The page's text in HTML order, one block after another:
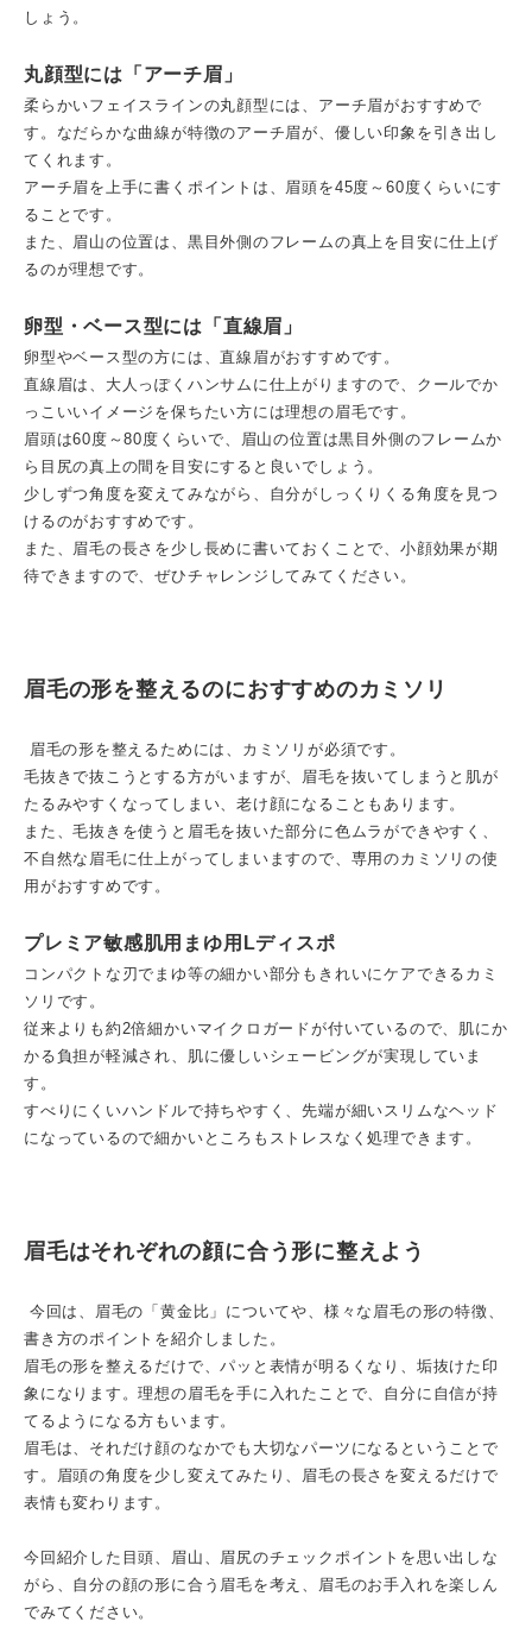
しょう。
丸顔型には「アーチ眉」
柔らかいフェイスラインの丸顔型には、アーチ眉がおすすめで
す。なだらかな曲線が特徴のアーチ眉が、優しい印象を引き出し
てくれます。
アーチ眉を上手に書くポイントは、眉頭を45度～60度くらいにす
ることです。
また、眉山の位置は、黒目外側のフレームの真上を目安に仕上げ
るのが理想です。
卵型・ベース型には「直線眉」
卵型やベース型の方には、直線眉がおすすめです。
直線眉は、大人っぽくハンサムに仕上がりますので、クールでか
っこいいイメージを保ちたい方には理想の眉毛です。
眉頭は60度～80度くらいで、眉山の位置は黒目外側のフレームか
ら目尻の真上の間を目安にすると良いでしょう。
少しずつ角度を変えてみながら、自分がしっくりくる角度を見つ
けるのがおすすめです。
また、眉毛の長さを少し長めに書いておくことで、小顔効果が期
待できますので、ぜひチャレンジしてみてください。
眉毛の形を整えるのにおすすめのカミソリ
眉毛の形を整えるためには、カミソリが必須です。
毛抜きで抜こうとする方がいますが、眉毛を抜いてしまうと肌が
たるみやすくなってしまい、老け顔になることもあります。
また、毛抜きを使うと眉毛を抜いた部分に色ムラができやすく、
不自然な眉毛に仕上がってしまいますので、専用のカミソリの使
用がおすすめです。
プレミア敏感肌用まゆ用Lディスポ
コンパクトな刃でまゆ等の細かい部分もきれいにケアできるカミ
ソリです。
従来よりも約2倍細かいマイクロガードが付いているので、肌にか
かる負担が軽減され、肌に優しいシェービングが実現していま
す。
すべりにくいハンドルで持ちやすく、先端が細いスリムなヘッド
になっているので細かいところもストレスなく処理できます。
眉毛はそれぞれの顔に合う形に整えよう
今回は、眉毛の「黄金比」についてや、様々な眉毛の形の特徴、
書き方のポイントを紹介しました。
眉毛の形を整えるだけで、パッと表情が明るくなり、垢抜けた印
象になります。理想の眉毛を手に入れたことで、自分に自信が持
てるようになる方もいます。
眉毛は、それだけ顔のなかでも大切なパーツになるということで
す。眉頭の角度を少し変えてみたり、眉毛の長さを変えるだけで
表情も変わります。
今回紹介した目頭、眉山、眉尻のチェックポイントを思い出しな
がら、自分の顔の形に合う眉毛を考え、眉毛のお手入れを楽しん
でみてください。